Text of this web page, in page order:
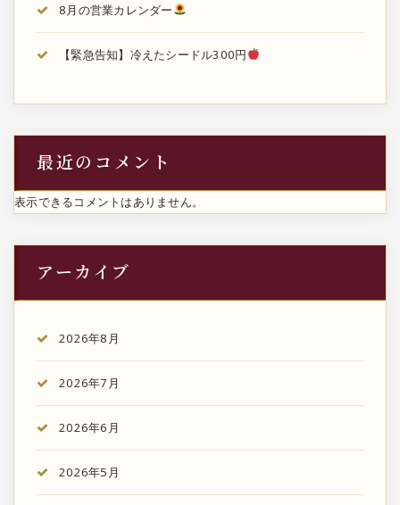
8月の営業カレンダー
【緊急告知】冷えたシードル300円
最近のコメント
表示できるコメントはありません。
アーカイブ
2026年8月
2026年7月
2026年6月
2026年5月